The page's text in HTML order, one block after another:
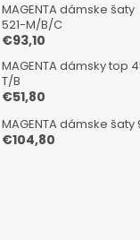
MAGENTA dámske šaty
521-M/B/C
€93,10
MAGENTA dámsky top
T/B
€51,80
MAGENTA dámske šaty
€104,80